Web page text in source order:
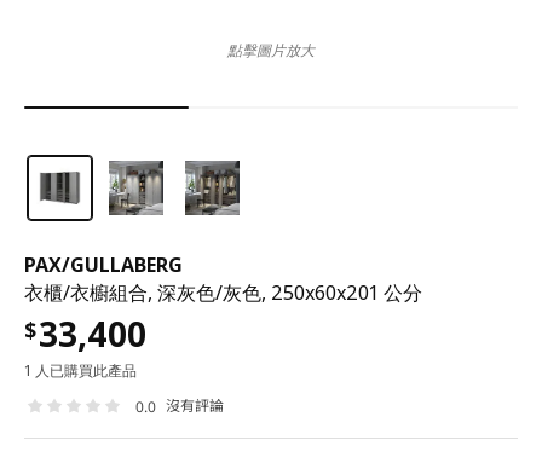
PAX/GULLABERG
衣櫃/衣櫥組合, 深灰色/灰色, 250x60x201 公分
$33,400
1 人已購買此產品
0.0 沒有評論
點擊圖片放大